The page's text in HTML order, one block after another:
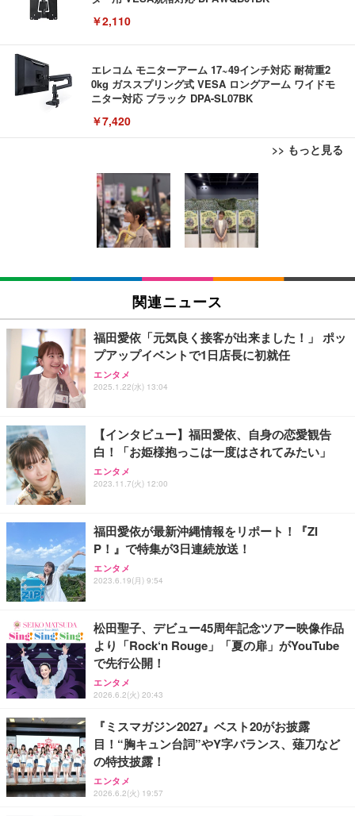
￥2,110
エレコム モニターアーム 17~49インチ対応 耐荷重2
0kg ガススプリング式 VESA ロングアーム ワイドモ
ニター対応 ブラック DPA-SL07BK
￥7,420
>> もっと見る
【Amazon.co.jp限定】REGZA レグザ テレビ 32V3
5N(A) (32インチ / ハイビジョン/液晶/Airplay/ネット
動画対応)
￥39,800
REGZA レグザ テレビ 32V35S (32インチ / フルハイ
￥38,965
【Amazon.co.jp限定】REGZA レグザ テレビ 40V3
5N(A) (40インチ / フルハイビジョン/液晶/Airplay/ネ
ット動画対応)
【Amazon.co.jp限定】REGZA レグザ テレビ 24V3
5N(A) (24インチ / ハイビジョン/液晶/Airplay/ネット
動画対応)
Philips(フィリップス) チューナーレステレビ 43イン
チ 量子ドット FHD QLED スマートテレビ Google T
V内蔵 HDR10/Dolby Audio対応 ネット動画視聴可能
【リチャージWiFi】バッテリーレス 日本100GB+世
界3GB 365日 ポケット WiFi ギガ付 海外利用可能
【TD12-100GB/365日】
￥9,980
【限定10GB増量モデル】国内メーカー直営 ポケッ
内ギガ付) ギガ割引クーポン毎月付与 端末買い切り
契約・クレカ不要 利用分だけ都度チャージ 充電不要
バッテリーレス 海外利用可能 ([X200]100GB/365日)
￥6,980
【ecoco】 1年間 100GB 充電式 リチャージ 型 ポケ
ット Wi-Fi 契約不要 月額費用なし 【紛失・水濡れ・
落下も1年間交換保証】 工事不要 長時間利用 ギガ
【リチャージWiFi】超ロングバッテリー 100GB 365
日 ギガ付き ポケット WiFi モバイルルーター 契約返
却無し 月額費用無し 簡単ギガチャージ リチャージ
【リチャージWiFi】バッテリー35時間 100GB 365日
ギガ付 ポケット WiFi 海外利用可能【SEProBK-100
GB/365日】
TITAN GAMING 【メーカー保証1年】【850W GOL
D電源搭載】 ゲーミングPC デスクトップパソコン
GeForce RTX 5060 Ryzen 7 5700X メモリ32GB NV
Me SSD 2TB Windows 11 Home CX200M ブラック
￥222,000
TITAN GAMING 【メーカー保証1年】【850W GOL
GeForce RTX 5060 Ryzen 7 5700X メモリ32GB NV
Me SSD 2TB Windows 11 Home CX200M ホワイト
￥222,000
【整備済み品】Lenovo ThinkCentre M75s Gen2 Ry
zen 5 PRO 3400G メモリ16GB SSD256GB Window
s11 Pro MS Office 2021 Type-C Wi-Fi Bluetooth D
【整備済み品】 ゲーミングPC デスクトップ タワー
型 UNITCOM biz-h 10世代 Core i7-10700 - RTX 406
0 8G - 32GBメモリ - 大容量 SSD1.0TB - Windows
【整備済み品】Dell OptiPlex SFF Plus 7010 デスク
トップPC Core i5-13500 DDR4 メモリ32GB SSD51
2GB+HDD1TB MS Office 2021 DisplayPort/HDMI U
関連ニュース
福田愛依「元気良く接客が出来ました！」 ポッ
プアップイベントで1日店長に初就任
エンタメ
2025.1.22(水) 13:04
【インタビュー】福田愛依、自身の恋愛観告
白！「お姫様抱っこは一度はされてみたい」
エンタメ
2023.11.7(火) 12:00
福田愛依が最新沖縄情報をリポート！『ZI
P！』で特集が3日連続放送！
エンタメ
2023.6.19(月) 9:54
松田聖子、デビュー45周年記念ツアー映像作品
より「Rock‘n Rouge」「夏の扉」がYouTube
で先行公開！
エンタメ
2026.6.2(火) 20:43
『ミスマガジン2027』ベスト20がお披露
目！“胸キュン台詞”やY字バランス、薙刀など
の特技披露！
エンタメ
2026.6.2(火) 19:57